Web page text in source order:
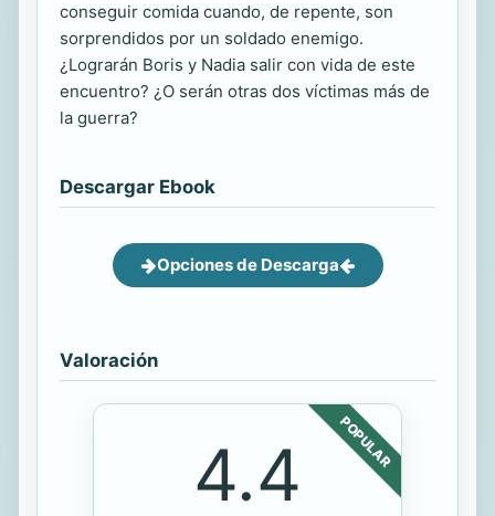
conseguir comida cuando, de repente, son
sorprendidos por un soldado enemigo.
¿Lograrán Boris y Nadia salir con vida de este
encuentro? ¿O serán otras dos víctimas más de
la guerra?
Descargar Ebook
Opciones de Descarga
Valoración
POPULAR
4.4